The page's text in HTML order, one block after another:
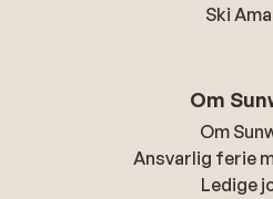
Ski
Om
Om
Ansvarlig ferie
Ledige